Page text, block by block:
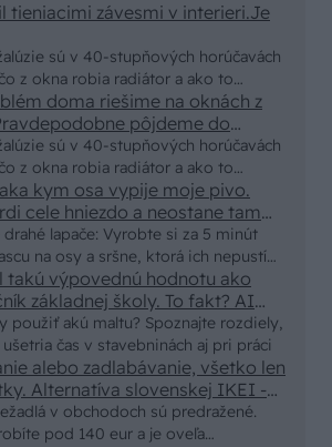
sú v 40-stupňových horúčavách
z okna robia radiátor a ako to
eur?
tieniacimi závesmi v interieri.Je
sú v 40-stupňových horúčavách
z okna robia radiátor a ako to
eur?
doma riešime na oknách z
pôjdeme do
na spôsob markízy
predajcovia idú okolo 100
lapače: Vyrobte si za 5 minút
na osy a sršne, ktorá ich nepustí
kym osa vypije moje pivo.
cele hniezdo a neostane tam
naucinke moc efektivne.
použiť akú maltu? Spoznajte rozdiely,
čas v stavebninách aj pri práci
takú výpovednú hodnotu ako
školy. To fakt? AI
rychlotvrdnuce
40 Mpa a doba schnutia tak 15
s kryštálikou. A rozdiel
- schnutie a zretie. Nič?
v obchodoch sú predražené.
pod 140 eur a je oveľa
alebo zadlabávanie, všetko len
Alternatíva slovenskej IKEI -
Autor si nedal veľa námahy s
škoda. No lepšie než